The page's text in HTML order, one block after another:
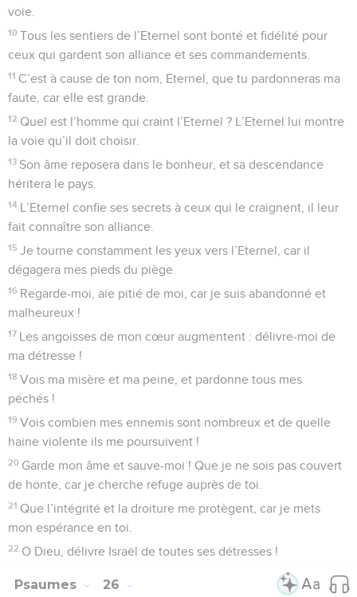
voie.
10 Tous les sentiers de l’Eternel sont bonté et fidélité pour
ceux qui gardent son alliance et ses commandements.
11 C’est à cause de ton nom, Eternel, que tu pardonneras ma
faute, car elle est grande.
12 Quel est l’homme qui craint l’Eternel ? L’Eternel lui montre
la voie qu’il doit choisir.
13 Son âme reposera dans le bonheur, et sa descendance
héritera le pays.
14 L’Eternel confie ses secrets à ceux qui le craignent, il leur
fait connaître son alliance.
15 Je tourne constamment les yeux vers l’Eternel, car il
dégagera mes pieds du piège.
16 Regarde-moi, aie pitié de moi, car je suis abandonné et
malheureux !
17 Les angoisses de mon cœur augmentent : délivre-moi de
ma détresse !
18 Vois ma misère et ma peine, et pardonne tous mes
péchés !
19 Vois combien mes ennemis sont nombreux et de quelle
haine violente ils me poursuivent !
20 Garde mon âme et sauve-moi ! Que je ne sois pas couvert
de honte, car je cherche refuge auprès de toi.
21 Que l’intégrité et la droiture me protègent, car je mets
mon espérance en toi.
22 O Dieu, délivre Israël de toutes ses détresses !
Psaumes 26